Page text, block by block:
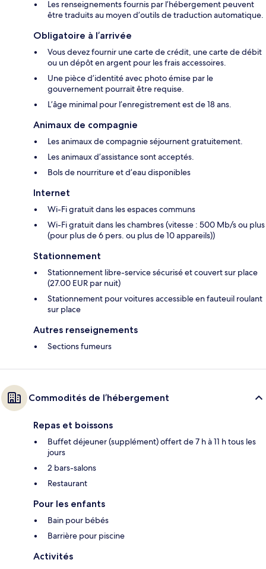
Les renseignements fournis par l’hébergement peuvent
être traduits au moyen d’outils de traduction automatique.
Obligatoire à l’arrivée
Vous devez fournir une carte de crédit, une carte de débit
ou un dépôt en argent pour les frais accessoires.
Une pièce d’identité avec photo émise par le
gouvernement pourrait être requise.
L’âge minimal pour l’enregistrement est de 18 ans.
Animaux de compagnie
Les animaux de compagnie séjournent gratuitement.
Les animaux d’assistance sont acceptés.
Bols de nourriture et d’eau disponibles
Internet
Wi-Fi gratuit dans les espaces communs
Wi-Fi gratuit dans les chambres (vitesse : 500 Mb/s ou plus
(pour plus de 6 pers. ou plus de 10 appareils))
Stationnement
Stationnement libre-service sécurisé et couvert sur place
(27.00 EUR par nuit)
Stationnement pour voitures accessible en fauteuil roulant
sur place
Autres renseignements
Sections fumeurs
Commodités de l’hébergement
Repas et boissons
Buffet déjeuner (supplément) offert de 7 h à 11 h tous les
jours
2 bars-salons
Restaurant
Pour les enfants
Bain pour bébés
Barrière pour piscine
Activités